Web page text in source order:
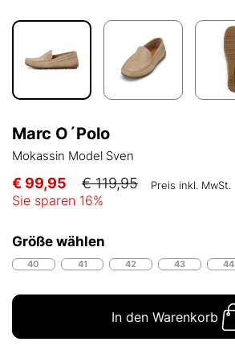
Marc O´Polo
Mokassin Model Sven
€ 99,95 € 119,95 Preis inkl. MwSt.
Sie sparen 16%
Größe wählen
40 41 42 43 44
In den Warenkorb